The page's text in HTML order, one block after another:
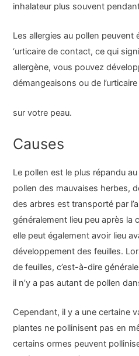
inhalateur plus souvent
Les allergies au pollen peuvent
‘urticaire de contact, ce qui
allergène, vous pouvez
démangeaisons ou de l’urticaire
sur votre peau.
Causes
Le pollen est le plus répandu
pollen des mauvaises herbes,
des arbres est transporté par
généralement lieu peu après la
elle peut également avoir lieu
développement des feuilles.
de feuilles, c’est-à-dire
il n’y a pas autant de pollen
Cependant, il y a une certaine
plantes ne pollinisent pas en
certains ormes peuvent